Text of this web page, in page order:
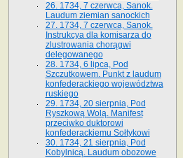
26. 1734, 7 czerwca, Sanok.
Laudum ziemian sanockich
27. 1734, 7 czerwca, Sanok.
Instrukcya dla komisarza do
zlustrowania chorągwi
delegowanego
28. 1734, 6 lipca, Pod
Szczutkowem. Punkt z laudum
konfederackiego województwa
ruskiego
29. 1734, 20 sierpnia, Pod
Ryszkową Wolą. Manifest
przeciwko duktorowi
konfederackiemu Sołtykowi
30. 1734, 21 sierpnia, Pod
Kobylnicą. Laudum obozowe